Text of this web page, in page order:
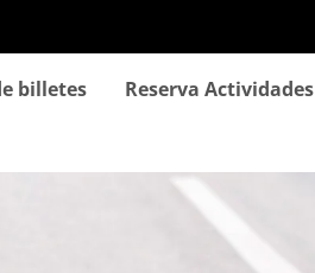
billetes
Reserva Actividades